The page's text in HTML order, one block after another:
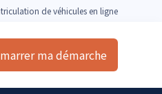
de véhicules en ligne
ma démarche